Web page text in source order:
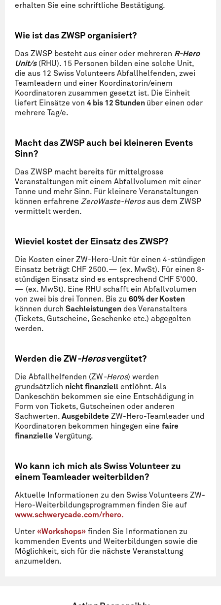
erhalten Sie eine schriftliche Bestätigung.
Wie ist das ZWSP organisiert?
Das ZWSP besteht aus einer oder mehreren R-Hero
Unit/s(RHU). 15 Personen bilden eine solche Unit,
die aus 12 Swiss Volunteers Abfallhelfenden, zwei
Teamleadern und einer Koordinatorin/einem
Koordinatoren zusammen gesetzt ist. Die Einheit
liefert Einsätze von 4 bis 12 Stunden über einen oder
mehrere Tag/e.
Macht das ZWSP auch bei kleineren Events
Sinn?
Das ZWSP macht bereits für mittelgrosse
Veranstaltungen mit einem Abfallvolumen mit einer
Tonne und mehr Sinn. Für kleinere Veranstaltungen
können erfahrene ZeroWaste-Herosaus dem ZWSP
vermittelt werden.
Wieviel kostet der Einsatz des ZWSP?
Die Kosten einer ZW-Hero-Unit für einen 4-stündigen
Einsatz beträgt CHF 2500.— (ex. MwSt). Für einen 8-
stündigen Einsatz sind es entsprechend CHF 5’000.
— (ex. MwSt). Eine RHU schafft ein Abfallvolumen
von zwei bis drei Tonnen. Bis zu 60% der Kosten
können durch Sachleistungen des Veranstalters
(Tickets, Gutscheine, Geschenke etc.) abgegolten
werden.
Werden die ZW-Herosvergütet?
Die Abfallhelfenden (ZW -Heros) werden
grundsätzlich nicht finanziell entlöhnt. Als
Dankeschön bekommen sie eine Entschädigung in
Form von Tickets, Gutscheinen oder anderen
Sachwerten. Ausgebildete ZW-Hero-Teamleader und
Koordinatoren bekommen hingegen eine faire
finanzielle Vergütung.
Wo kann ich mich als Swiss Volunteer zu
einem Teamleader weiterbilden?
Aktuelle Informationen zu den Swiss Volunteers ZW-
Hero-Weiterbildungsprogrammen finden Sie auf
www.schwerycade.com/rhero.
Unter «Workshops» finden Sie Informationen zu
kommenden Events und Weiterbildungen sowie die
Möglichkeit, sich für die nächste Veranstaltung
anzumelden.